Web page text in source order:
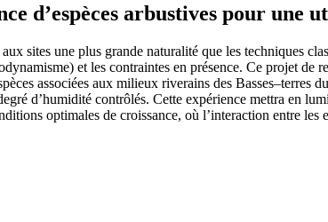
d’espèces arbustives pour une
sites une plus grande naturalité que les techniques
et les contraintes en présence. Ce projet de
associées aux milieux riverains des Basses–terres
d’humidité contrôlés. Cette expérience mettra en
optimales de croissance, où l’interaction entre